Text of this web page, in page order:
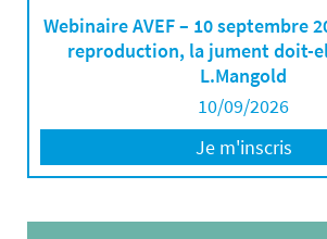
Webinaire AVEF – 10 septembre
reproduction, la jument doit-
L.Mangold
10/09/2026
Je m'inscris